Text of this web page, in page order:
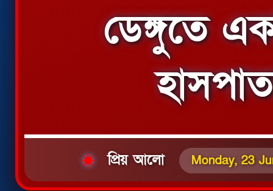
ডেঙ্গুতে
প্রিয় আলো Monday, 23